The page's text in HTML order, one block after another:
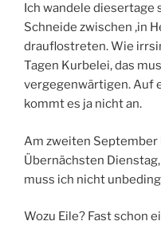
Ich wandele diesertage
Schneide zwischen ‚in
drauflostreten. Wie
Tagen Kurbelei, das
vergegenwärtigen. Auf
kommt es ja nicht an.
Am zweiten September
Übernächsten
muss ich nicht
Wozu Eile? Fast schon